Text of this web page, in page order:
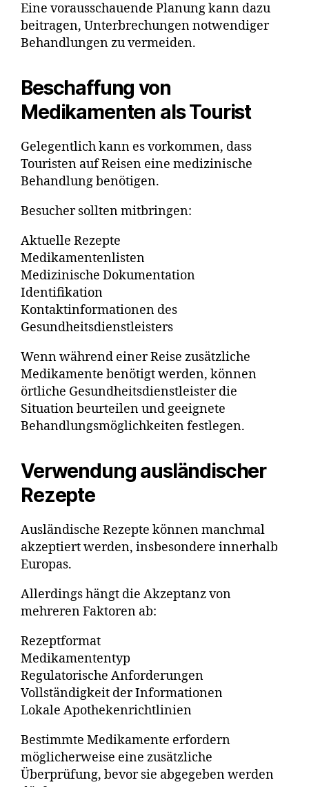
Eine vorausschauende Planung kann dazu
beitragen, Unterbrechungen notwendiger
Behandlungen zu vermeiden.
Beschaffung von
Medikamenten als Tourist
Gelegentlich kann es vorkommen, dass
Touristen auf Reisen eine medizinische
Behandlung benötigen.
Besucher sollten mitbringen:
Aktuelle Rezepte
Medikamentenlisten
Medizinische Dokumentation
Identifikation
Kontaktinformationen des
Gesundheitsdienstleisters
Wenn während einer Reise zusätzliche
Medikamente benötigt werden, können
örtliche Gesundheitsdienstleister die
Situation beurteilen und geeignete
Behandlungsmöglichkeiten festlegen.
Verwendung ausländischer
Rezepte
Ausländische Rezepte können manchmal
akzeptiert werden, insbesondere innerhalb
Europas.
Allerdings hängt die Akzeptanz von
mehreren Faktoren ab:
Rezeptformat
Medikamententyp
Regulatorische Anforderungen
Vollständigkeit der Informationen
Lokale Apothekenrichtlinien
Bestimmte Medikamente erfordern
möglicherweise eine zusätzliche
Überprüfung, bevor sie abgegeben werden